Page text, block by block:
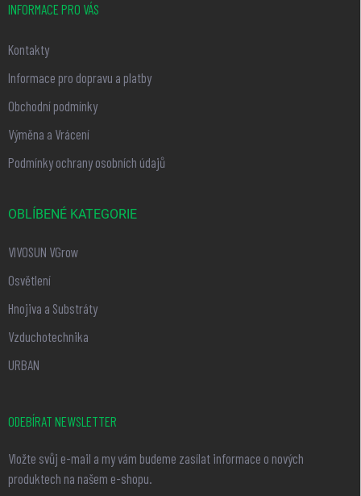
INFORMACE PRO VÁS
Kontakty
Informace pro dopravu a platby
Obchodní podmínky
Výměna a Vrácení
Podmínky ochrany osobních údajů
OBLÍBENÉ KATEGORIE
VIVOSUN VGrow
Osvětlení
Hnojiva a Substráty
Vzduchotechnika
URBAN
ODEBÍRAT NEWSLETTER
Vložte svůj e-mail a my vám budeme zasílat informace o nových
produktech na našem e-shopu.